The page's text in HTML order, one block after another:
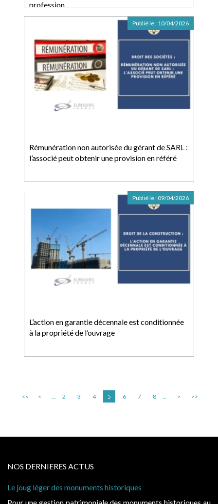
profession
Rémunération non autorisée du gérant de SARL :
l’associé peut obtenir une provision en référé
Publié le : 10/04/2026
L’action en garantie décennale est conditionnée
à la propriété de l’ouvrage
Publié le : 09/04/2026
<< < ... 2 3 4 5 6 7 8 ... > >>
NOS DERNIERES ACTUS
joug léger des monuments historiques